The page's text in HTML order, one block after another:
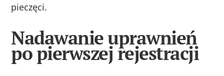
pieczęci.
Nadawanie uprawnień
po pierwszej rejestracji